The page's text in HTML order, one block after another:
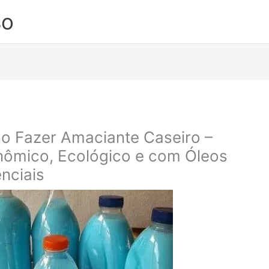
Fazer Amaciante Caseiro –
Ecológico e com Óleos